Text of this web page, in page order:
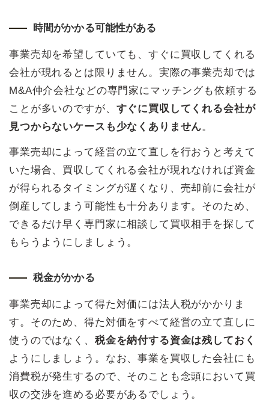
時間がかかる可能性がある
事業売却を希望していても、すぐに買収してくれる
会社が現れるとは限りません。実際の事業売却では
M&A仲介会社などの専門家にマッチングも依頼する
ことが多いのですが、 すぐに買収してくれる会社が
見つからないケースも少なくありません。
事業売却によって経営の立て直しを行おうと考えて
いた場合、買収してくれる会社が現れなければ資金
が得られるタイミングが遅くなり、売却前に会社が
倒産してしまう可能性も十分あります。そのため、
できるだけ早く専門家に相談して買収相手を探して
もらうようにしましょう。
税金がかかる
事業売却によって得た対価には法人税がかかりま
す。そのため、得た対価をすべて経営の立て直しに
使うのではなく、 税金を納付する資金は残しておく
ようにしましょう。なお、事業を買収した会社にも
消費税が発生するので、そのことも念頭において買
収の交渉を進める必要があるでしょう。